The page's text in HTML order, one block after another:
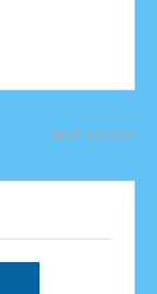
Lebih lama